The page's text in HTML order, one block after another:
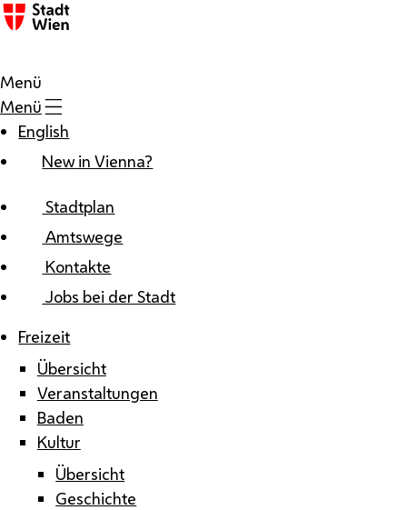
Zum Inhalt
Menü
Menü
English
New in Vienna?
Stadtplan
Amtswege
Kontakte
Jobs bei der Stadt
Freizeit
Übersicht
Veranstaltungen
Baden
Kultur
Übersicht
Geschichte